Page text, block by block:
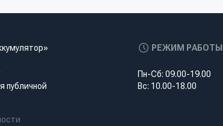
публичной
РЕЖИМ РАБОТЫ
Пн-Сб: 09.00-19.00
Вс: 10.00-18.00